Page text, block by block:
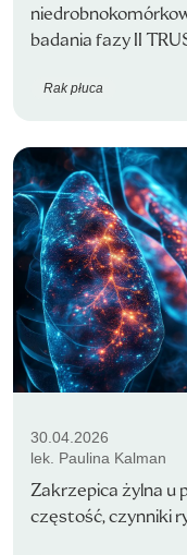
badania fazy II
Rak płuca
30.04.2026
lek. Paulina Kalman
Zakrzepica żylna u
częstość, czynniki